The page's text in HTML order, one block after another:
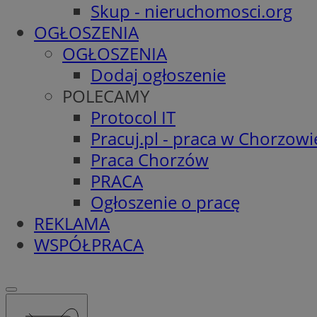
Skup - nieruchomosci.org
OGŁOSZENIA
OGŁOSZENIA
Dodaj ogłoszenie
POLECAMY
Protocol IT
Pracuj.pl - praca w
Praca Chorzów
PRACA
Ogłoszenie o pracę
REKLAMA
WSPÓŁPRACA